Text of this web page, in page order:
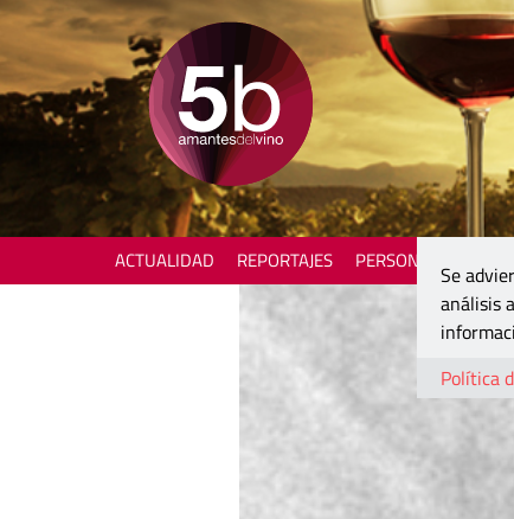
ACTUALIDAD REPORTAJES PERSONAJES
Se
análisis
Política